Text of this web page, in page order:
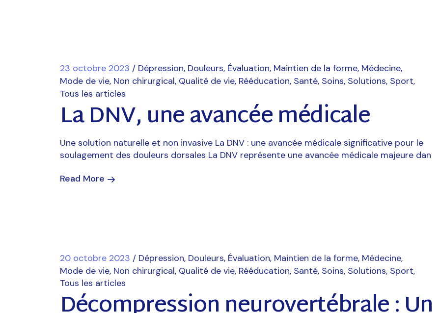
23 octobre 2023 Dépression Douleurs Évaluation Maintien de la forme Médecine
Mode de vie Non chirurgical Qualité de vie Rééducation Santé Soins Solutions Sport
Tous les articles
La DNV, une avancée médicale
Une solution naturelle et non invasive La DNV : une avancée médicale significative pour le
soulagement des douleurs dorsales La DNV représente une avancée médicale majeure dan
Read More
20 octobre 2023 Dépression Douleurs Évaluation Maintien de la forme Médecine
Mode de vie Non chirurgical Qualité de vie Rééducation Santé Soins Solutions Sport
Tous les articles